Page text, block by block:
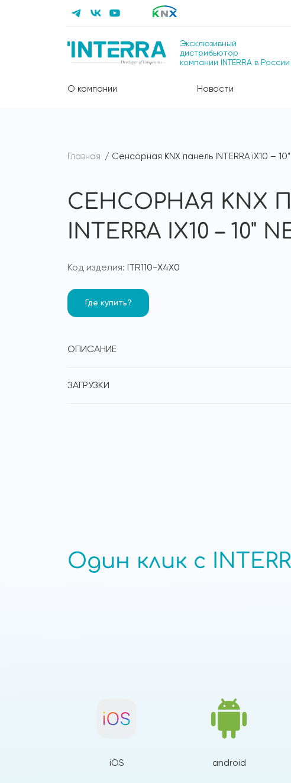
Эксклюзивный
дистрибьютор
компании INTERRA в России
О компании Новости
Главная Сенсорная KNX панель INTERRA iX10 –
СЕНСОРНАЯ KNX
INTERRA IX10 – 10"
Код изделия: ITR110-X4X0
Где купить?
ОПИСАНИЕ
ЗАГРУЗКИ
Один клик с
iOS android